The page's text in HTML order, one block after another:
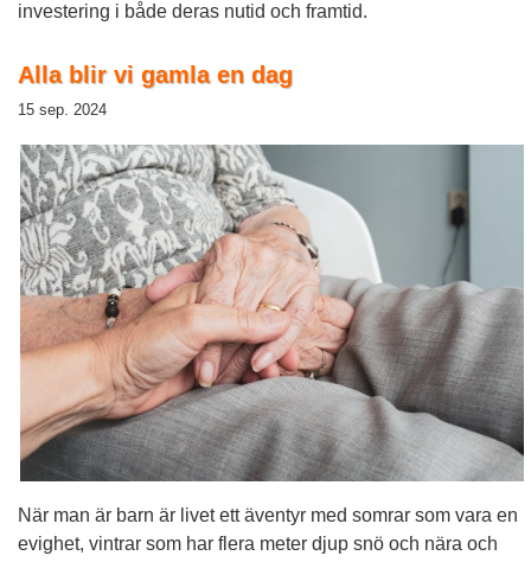
investering i både deras nutid och framtid.
Alla blir vi gamla en dag
15 sep. 2024
När man är barn är livet ett äventyr med somrar som vara en
evighet, vintrar som har flera meter djup snö och nära och